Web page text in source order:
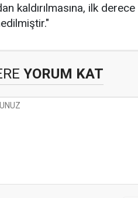
kaldırılmasına, ilk
YORUM KAT